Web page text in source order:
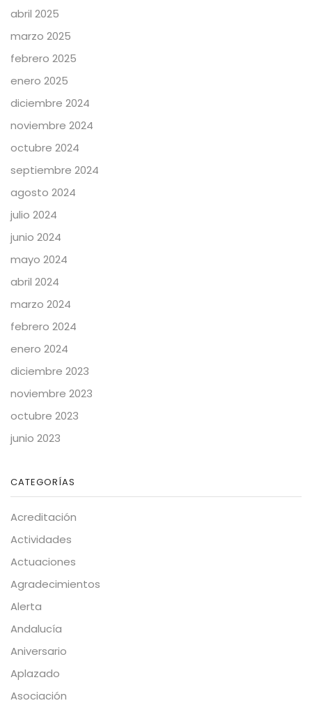
abril 2025
marzo 2025
febrero 2025
enero 2025
diciembre 2024
noviembre 2024
octubre 2024
septiembre 2024
agosto 2024
julio 2024
junio 2024
mayo 2024
abril 2024
marzo 2024
febrero 2024
enero 2024
diciembre 2023
noviembre 2023
octubre 2023
junio 2023
CATEGORÍAS
Acreditación
Actividades
Actuaciones
Agradecimientos
Alerta
Andalucía
Aniversario
Aplazado
Asociación